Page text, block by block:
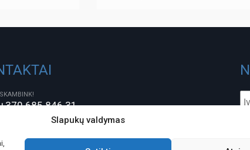
Slapukų valdymas
SKAMBINK!
+370 685 846 31